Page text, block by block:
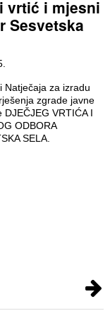
vrtić i mjesni
Sesvetska
Natječaja za izradu
zgrade javne
DJEČJEG VRTIĆA I
ODBORA
SELA.